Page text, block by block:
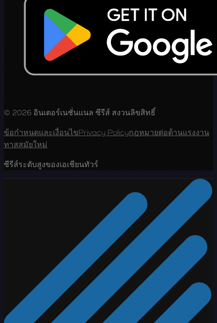
© 2026 อินเตอร์เนชั่นแนล ซีรีส์ สงวนลิขสิทธิ์
ข้อกำหนดและเงื่อนไขPrivacy Policyกฎหมายต่อต้านแรงงาน
ทาสสมัยใหม่
ซีรีส์ระดับสูงของเอเชียนทัวร์